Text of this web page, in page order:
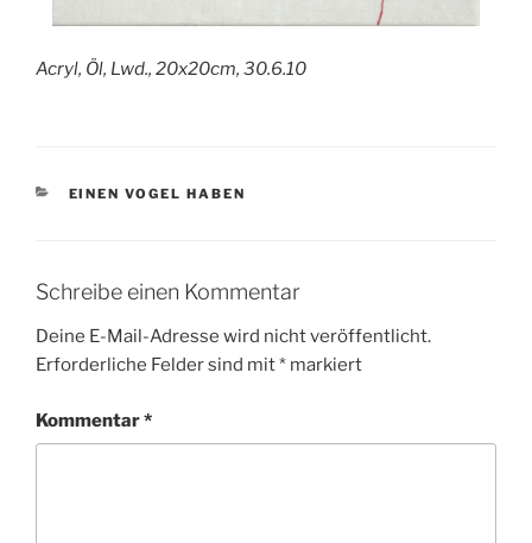
Acryl, Öl, Lwd., 20x20cm, 30.6.10
KATEGORIEN
EINEN VOGEL HABEN
Schreibe einen Kommentar
Deine E-Mail-Adresse wird nicht veröffentlicht.
Erforderliche Felder sind mit* markiert
Kommentar*